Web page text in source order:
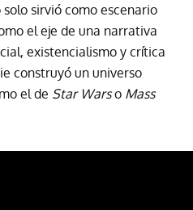
sirvió como escenario
el eje de una narrativa
existencialismo y crítica
construyó un universo
el de Star Warso Mass